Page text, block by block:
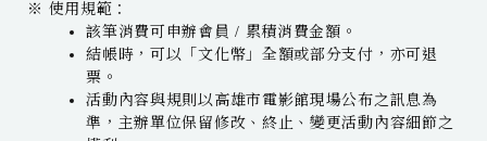
​※ 使用規範：
該筆消費可申辦會員 / 累積消費金額。
結帳時，可以「文化幣」全額或部分支付，亦可退
票。
活動內容與規則以高雄市電影館現場公布之訊息為
準，主辦單位保留修改、終止、變更活動內容細節之